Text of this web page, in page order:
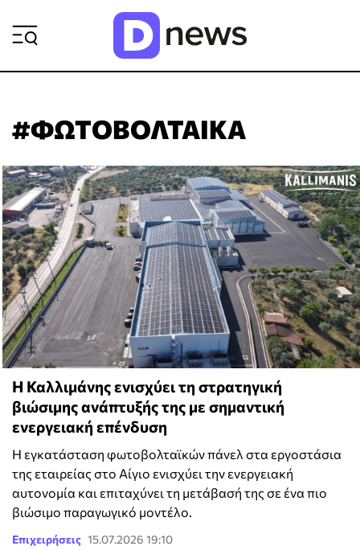
#ΦΩΤΟΒΟΛΤΑΙΚΑ
Η Καλλιμάνης ενισχύει τη στρατηγική
βιώσιμης ανάπτυξής της με σημαντική
ενεργειακή επένδυση
Η εγκατάσταση φωτοβολταϊκών πάνελ στα εργοστάσια
της εταιρείας στο Αίγιο ενισχύει την ενεργειακή
αυτονομία και επιταχύνει τη μετάβασή της σε ένα πιο
βιώσιμο παραγωγικό μοντέλο.
Επιχειρήσεις 15.07.2026 19:10